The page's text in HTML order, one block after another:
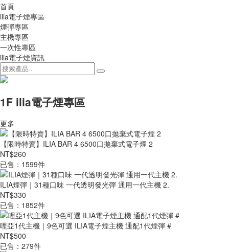
首頁
ilia電子煙專區
煙彈專區
主機專區
一次性專區
ilia電子煙資訊
1F ilia電子煙專區
更多
【限時特賣】ILIA BAR 4 6500口拋棄式電子煙 2
NT$260
已售：1599件
ILIA煙彈｜31種口味 一代透明發光彈 通用一代主機 2.
NT$330
已售：1852件
哩亞1代主機｜9色可選 ILIA電子煙主機 通配1代煙彈 #
NT$500
已售：279件